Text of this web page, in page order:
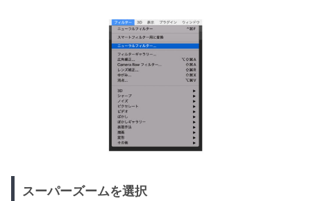
スーパーズームを選択